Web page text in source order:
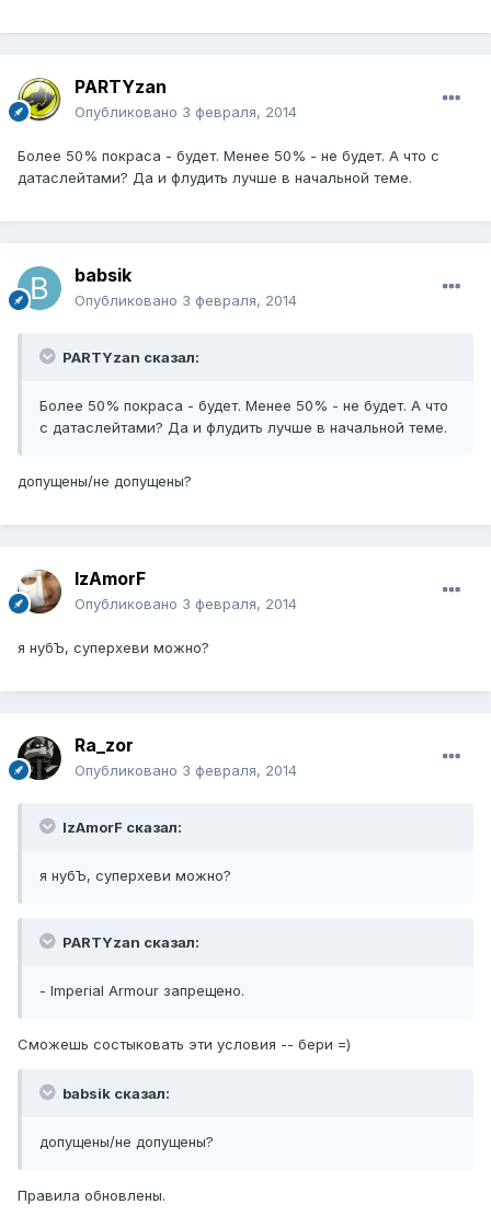
PARTYzan
Опубликовано 3 февраля, 2014
Более 50% покраса - будет. Менее 50% - не будет. А что с
датаслейтами? Да и флудить лучше в начальной теме.
babsik
Опубликовано 3 февраля, 2014
PARTYzan сказал:
Более 50% покраса - будет. Менее 50% - не будет. А что
с датаслейтами? Да и флудить лучше в начальной теме.
допущены/не допущены?
IzAmorF
Опубликовано 3 февраля, 2014
я нубЪ, суперхеви можно?
Ra_zor
Опубликовано 3 февраля, 2014
IzAmorF сказал:
я нубЪ, суперхеви можно?
PARTYzan сказал:
- Imperial Armour запрещено.
Сможешь состыковать эти условия -- бери =)
babsik сказал:
допущены/не допущены?
Правила обновлены.